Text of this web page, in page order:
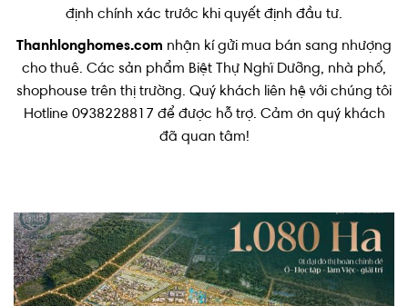
định chính xác trước khi quyết định đầu tư.
Thanhlonghomes.com nhận kí gửi mua bán sang nhượng
cho thuê. Các sản phẩm Biệt Thự Nghĩ Dưỡng, nhà phố,
shophouse trên thị trường. Quý khách liên hệ với chúng tôi
Hotline 0938228817 để được hỗ trợ. Cảm ơn quý khách
đã quan tâm!